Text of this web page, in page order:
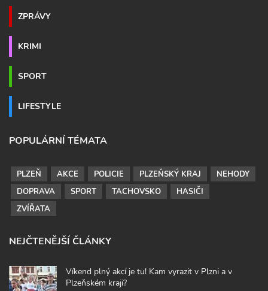
ZPRÁVY
KRIMI
SPORT
LIFESTYLE
POPULÁRNÍ TÉMATA
PLZEŇ AKCE POLICIE PLZEŇSKÝ KRAJ
NEHODY
DOPRAVA
SPORT TACHOVSKO
HASIČI
ZVÍŘATA
NEJČTENĚJŠÍ ČLÁNKY
Víkend plný akcí je tu! Kam vyrazit v Plzni a v
Plzeňském kraji?